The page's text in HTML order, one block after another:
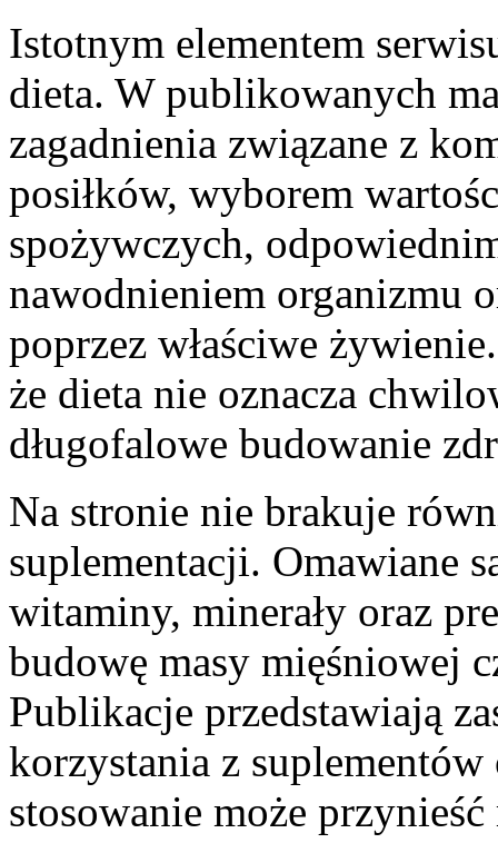
Istotnym elementem
dieta. W publikowanych
zagadnienia związane z
posiłków, wyborem
spożywczych,
nawodnieniem organizmu
poprzez właściwe
że dieta nie oznacza
długofalowe budowanie
Na stronie nie brakuje
suplementacji. Omawiane
witaminy, minerały oraz
budowę masy mięśniowej
Publikacje przedstawiają
korzystania z
stosowanie może